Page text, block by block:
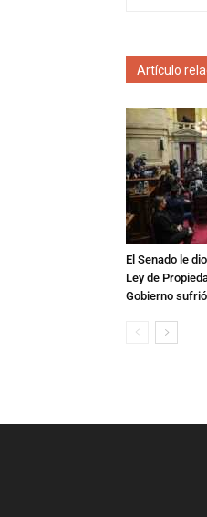
Artículo
El Senado le
Ley de
Gobierno